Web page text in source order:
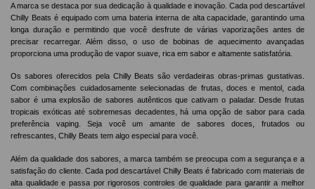
A marca se destaca por sua dedicação à qualidade e inovação. Cada pod descartável
Chilly Beats é equipado com uma bateria interna de alta capacidade, garantindo uma
longa duração e permitindo que você desfrute de várias vaporizações antes de
precisar recarregar. Além disso, o uso de bobinas de aquecimento avançadas
proporciona uma produção de vapor suave, rica em sabor e altamente satisfatória.
Os sabores oferecidos pela Chilly Beats são verdadeiras obras-primas gustativas.
Com combinações cuidadosamente selecionadas de frutas, doces e mentol, cada
sabor é uma explosão de sabores autênticos que cativam o paladar. Desde frutas
tropicais exóticas até sobremesas decadentes, há uma opção de sabor para cada
preferência vaping. Seja você um amante de sabores doces, frutados ou
refrescantes, Chilly Beats tem algo especial para você.
Além da qualidade dos sabores, a marca também se preocupa com a segurança e a
satisfação do cliente. Cada pod descartável Chilly Beats é fabricado com materiais de
alta qualidade e passa por rigorosos controles de qualidade para garantir a melhor